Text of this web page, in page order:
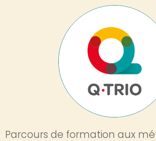
Image
Parcours de formation aux